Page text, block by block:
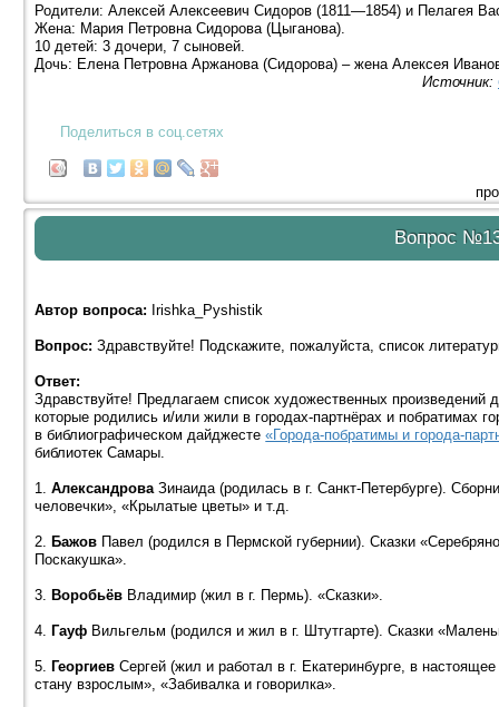
Родители: Алексей Алексеевич Сидоров (1811—1854) и Пелагея
Жена: Мария Петровна Сидорова (Цыганова).
10 детей: 3 дочери, 7 сыновей.
Дочь: Елена Петровна Аржанова (Сидорова) – жена Алексея
Источник:
Поделиться в соц.сетях
Вопрос
Автор вопроса: Irishka_Pyshistik
Вопрос: Здравствуйте! Подскажите, пожалуйста, список
Ответ:
Здравствуйте! Предлагаем список художественных произведений
которые родились и/или жили в городах-партнёрах и побратимах
в библиографическом дайджесте«Города-побратимы и города-
библиотек Самары.
1.Александрова Зинаида (родилась в г. Санкт-Петербурге).
человечки», «Крылатые цветы» и т.д.
2. Бажов Павел (родился в Пермской губернии). Сказки
Поскакушка».
3. Воробьёв Владимир (жил в г. Пермь). «Сказки».
4. Гауф Вильгельм (родился и жил в г. Штутгарте). Сказки
5. Георгиев Сергей (жил и работал в г. Екатеринбурге, в
стану взрослым», «Забивалка и говорилка».